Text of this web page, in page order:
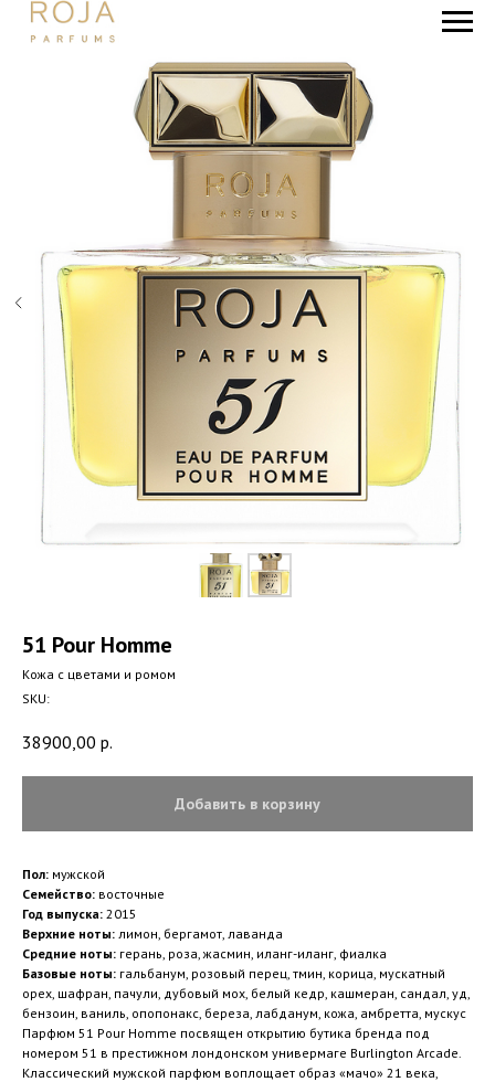
51 Pour Homme
Kожа с цветами и ромом
SKU:
38900,00 р.
Добавить в корзину
Пол: мужской
Семейство: восточные
Год выпуска: 2015
Верхние ноты: лимон, бергамот, лаванда
Средние ноты: герань, роза, жасмин, иланг-иланг, фиалка
Базовые ноты: гальбанум, розовый перец, тмин, корица, мускатный
орех, шафран, пачули, дубовый мох, белый кедр, кашмеран, сандал, уд,
бензоин, ваниль, опопонакс, береза, лабданум, кожа, амбретта, мускус
Парфюм 51 Pour Homme посвящен открытию бутика бренда под
номером 51 в престижном лондонском универмаге Burlington Arcade.
Классический мужской парфюм воплощает образ «мачо» 21 века,